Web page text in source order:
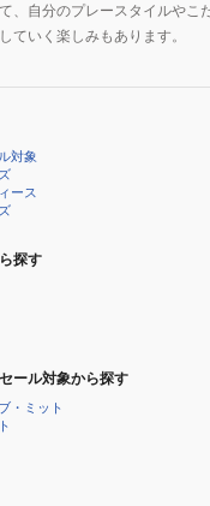
、自分のプレースタイルやこ
ていく楽しみもあります。
対象
ース
探す
ール対象から探す
・ミット